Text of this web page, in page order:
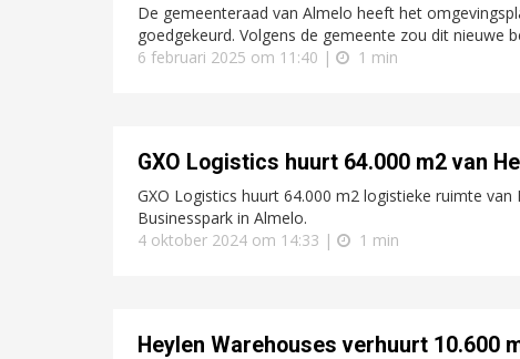
De gemeenteraad van Almelo heeft het
goedgekeurd. Volgens de gemeente zou dit nieuwe
6 februari 2025 om 11:40 |
1 min
GXO Logistics huurt 64.000 m2 van
GXO Logistics huurt 64.000 m2 logistieke ruimte
Businesspark in Almelo.
4 oktober 2024 om 14:33 |
1 min
Heylen Warehouses verhuurt 10.600